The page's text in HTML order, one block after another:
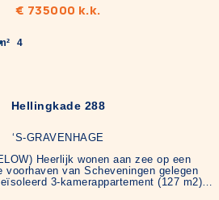
€ 735000 k.k.
4
Hellingkade 288
‘S-GRAVENHAGE
Heerlijk wonen aan zee op een
voorhaven van Scheveningen gelegen
3-kamerappartement (127 m2)…